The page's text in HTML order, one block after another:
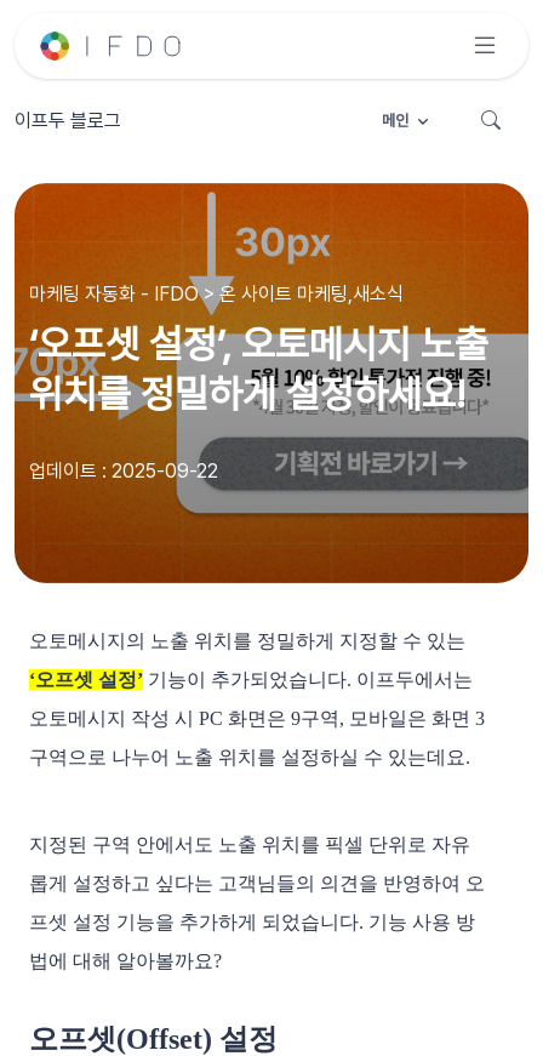
이프두 블로그 메인
마케팅 자동화 - IFDO > 온 사이트 마케팅,새소식
‘오프셋 설정’, 오토메시지 노출
위치를 정밀하게 설정하세요!
업데이트 : 2025-09-22
‘오프셋 설정’ 기능이 추가되었습니다. 이프두에서는
오토메시지 작성 시 PC 화면은 9구역, 모바일은 화면 3
구역으로 나누어 노출 위치를 설정하실 수 있는데요.
지정된 구역 안에서도 노출 위치를 픽셀 단위로 자유
롭게 설정하고 싶다는 고객님들의 의견을 반영하여 오
프셋 설정 기능을 추가하게 되었습니다. 기능 사용 방
법에 대해 알아볼까요?
오프셋(Offset) 설정